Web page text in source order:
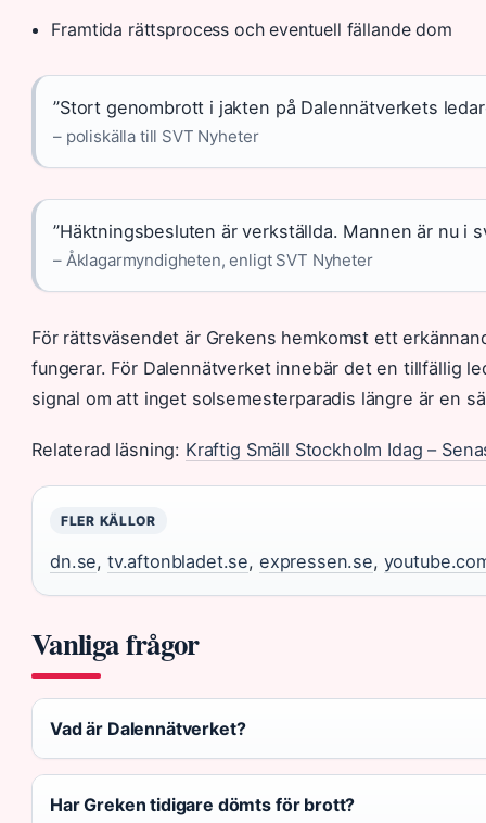
Framtida rättsprocess och eventuell fällande dom
”Stort genombrott i jakten på Dalennätverkets
– poliskälla till SVT Nyheter
”Häktningsbesluten är verkställda. Mannen är nu i
– Åklagarmyndigheten, enligt SVT Nyheter
För rättsväsendet är Grekens hemkomst ett
fungerar. För Dalennätverket innebär det en tillfällig
signal om att inget solsemesterparadis längre är en
Relaterad läsning: Kraftig Smäll Stockholm Idag –
FLER KÄLLOR
dn.se, tv.aftonbladet.se, expressen.se,
Vanliga frågor
Vad är Dalennätverket?
Har Greken tidigare dömts för brott?